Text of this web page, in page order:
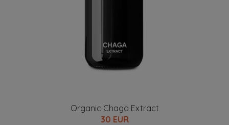
Organic Chaga Extract
30 EUR